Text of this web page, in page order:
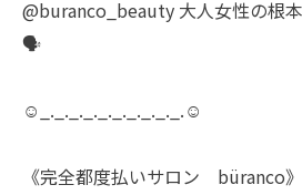
@buranco_beauty 大人女性の根
🗣️
☺︎_._._._._._._._._._.☺︎
《完全都度払いサロン büranco》